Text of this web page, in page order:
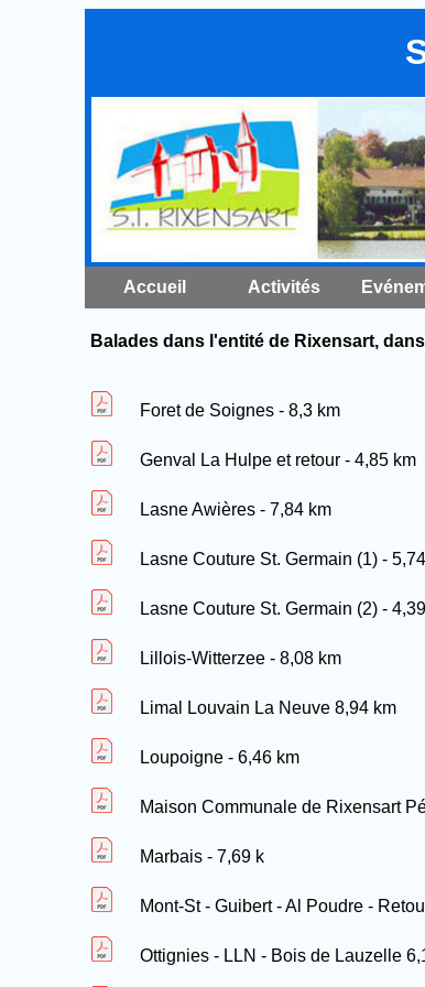
Accueil Activités
Balades dans l'entité de Rixensart,
Foret de Soignes - 8,3 km
Genval La Hulpe et retour - 4,85 km
Lasne Awières - 7,84 km
Lasne Couture St. Germain (1) -
Lasne Couture St. Germain (2) -
Lillois-Witterzee - 8,08 km
Limal Louvain La Neuve 8,94 km
Loupoigne - 6,46 km
Maison Communale de Rixensart
Marbais - 7,69 k
Mont-St - Guibert - Al Poudre -
Ottignies - LLN - Bois de Lauzelle